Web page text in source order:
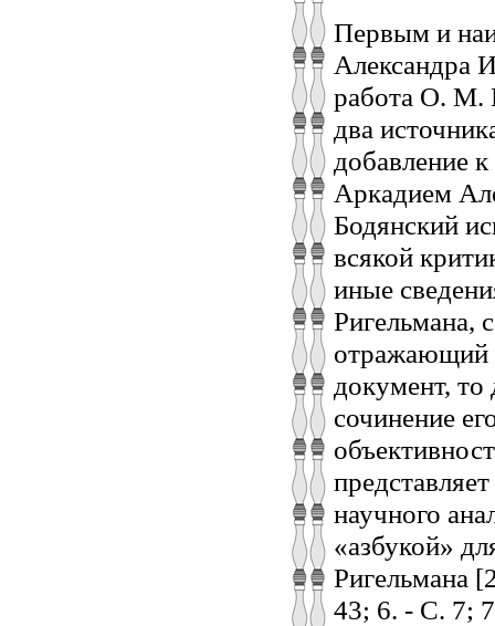
Первым и
Александра
работа О. М.
два
добавление
Аркадием
Бодянский
всякой
иные
Ригельмана,
отражающий
документ,
сочинение
научного
«азбукой»
Ригельмана
43; 6. - С. 7;